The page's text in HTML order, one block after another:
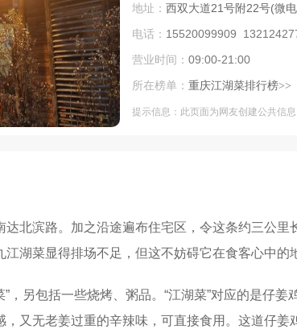
地址： 西双大道21号附22号(微
电话： 15520099909
营业时间： 09:00-21:00
所在榜单： 重庆江湖菜排行榜>>
提示信息：此页面为网友创建公共信
北滨路。加之沿途遍布住宅区，令这条约三公
湖菜显得排场不足，但这不妨碍它在食客心中
”，另包括一些烧烤、粥品。“江湖菜”对应的是仔
又无老姜过重的辛辣味，可直接食用。这道仔